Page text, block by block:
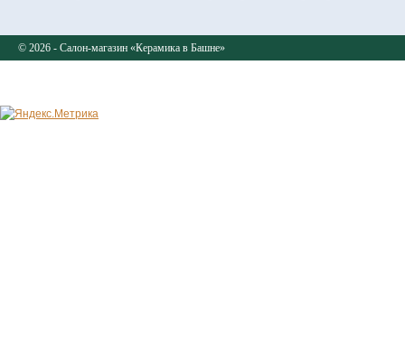
© 2026 - Салон-магазин «Керамика в Башне»